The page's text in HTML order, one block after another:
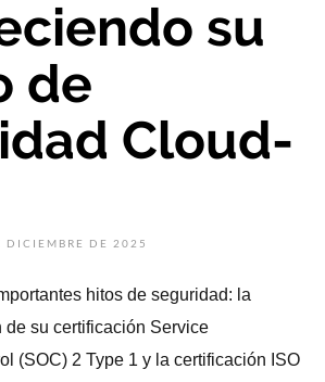
su
de
Cloud-
DICIEMBRE DE 2025
hitos de seguridad: la
su certificación Service
(SOC) 2 Type 1 y la certificación ISO